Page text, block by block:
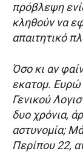
πρόβλεψη
κληθούν να
απαιτητικό
Όσο κι αν
εκατομ. Ευρώ
Γενικού
δυο χρόνια,
αστυνομία;
Περίπου 22,